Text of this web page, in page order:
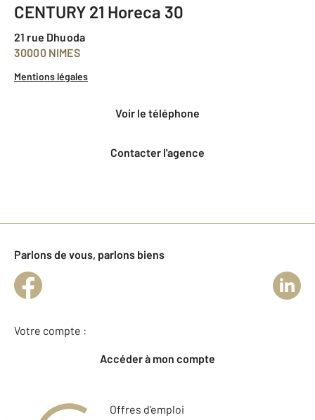
CENTURY 21 Horeca 30
21 rue Dhuoda
30000 NIMES
Mentions légales
voir le téléphone
Contacter l'agence
Parlons de vous, parlons biens
Votre compte :
Accéder à mon compte
Offres d'emploi